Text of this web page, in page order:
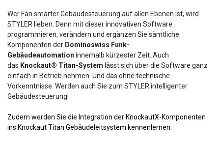
Wer Fan smarter Gebäudesteuerung auf allen Ebenen ist, wird
STYLER lieben. Denn mit dieser innovativen Software
programmieren, verändern und ergänzen Sie sämtliche
Komponenten der Dominoswiss Funk-
Gebäudeautomation innerhalb kürzester Zeit. Auch
das Knockaut® Titan-System lässt sich über die Software ganz
einfach in Betrieb nehmen. Und das ohne technische
Vorkenntnisse. Werden auch Sie zum STYLER intelligenter
Gebäudesteuerung!
Zudem werden Sie die Integration der KnockautX-Komponenten
ins Knockaut Titan Gebäudeleitsystem kennenlernen.